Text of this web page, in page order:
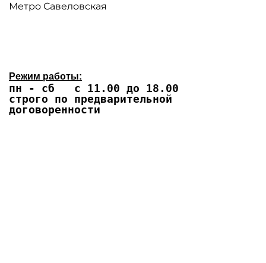
Метро Савеловская
Режим работы:
пн - сб с 11.00 до 18.00
строго по предварительной
договоренности